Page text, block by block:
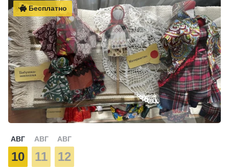
Бесплатно
АВГ
10
АВГ
11
АВГ
12